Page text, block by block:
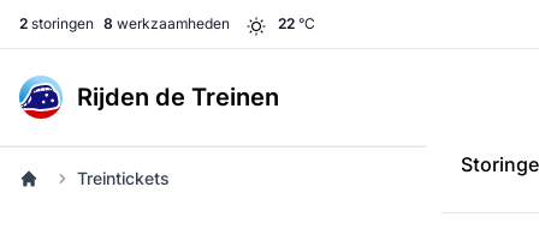
2 storingen 8 werkzaamheden 22 °C
Rijden de Treinen
Treintickets